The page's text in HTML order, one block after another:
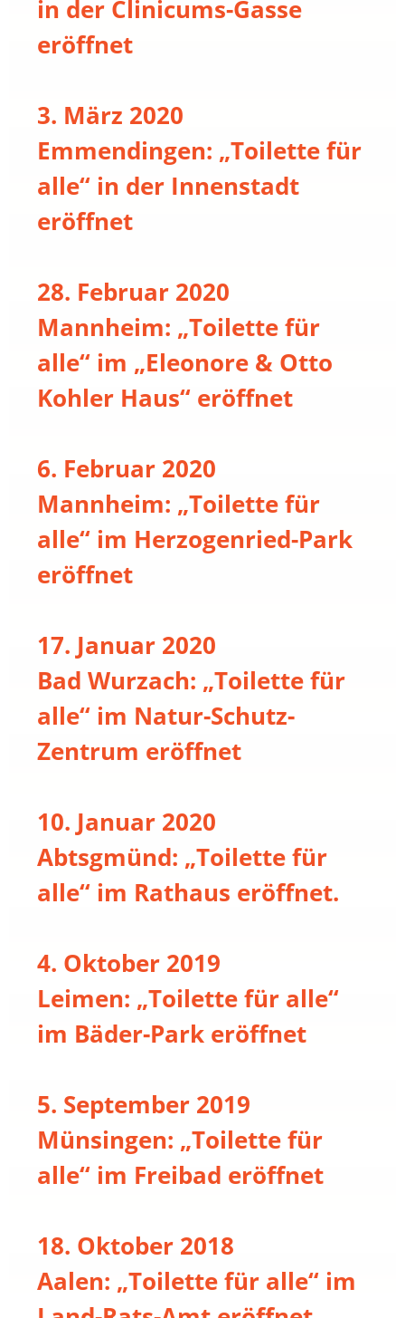
in der Clinicums-Gasse
eröffnet
3. März 2020
Emmendingen: „Toilette für
alle“ in der Innenstadt
eröffnet
28. Februar 2020
Mannheim: „Toilette für
alle“ im „Eleonore & Otto
Kohler Haus“ eröffnet
6. Februar 2020
Mannheim: „Toilette für
alle“ im Herzogenried-Park
eröffnet
17. Januar 2020
Bad Wurzach: „Toilette für
alle“ im Natur-Schutz-
Zentrum eröffnet
10. Januar 2020
Abtsgmünd: „Toilette für
alle“ im Rathaus eröffnet.
4. Oktober 2019
Leimen: „Toilette für alle“
im Bäder-Park eröffnet
5. September 2019
Münsingen: „Toilette für
alle“ im Freibad eröffnet
18. Oktober 2018
Aalen: „Toilette für alle“ im